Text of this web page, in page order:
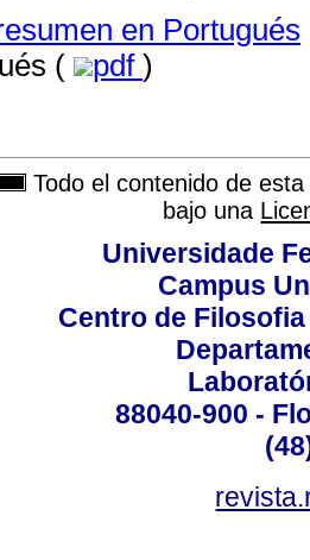
en Portugués
(
pdf )
Todo el contenido de
bajo una
Universidade
Campus
Centro de
88040-900 -